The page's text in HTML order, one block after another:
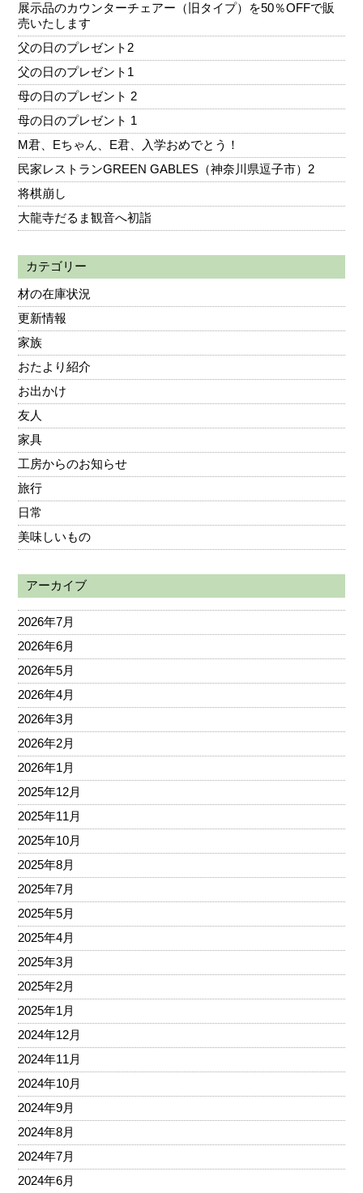
展示品のカウンターチェアー（旧タイプ）を50％OFFで販
売いたします
父の日のプレゼント2
父の日のプレゼント1
母の日のプレゼント 2
母の日のプレゼント 1
M君、Eちゃん、E君、入学おめでとう！
民家レストランGREEN GABLES（神奈川県逗子市）2
将棋崩し
大龍寺だるま観音へ初詣
カテゴリー
材の在庫状況
更新情報
家族
おたより紹介
お出かけ
友人
家具
工房からのお知らせ
旅行
日常
美味しいもの
アーカイブ
2026年7月
2026年6月
2026年5月
2026年4月
2026年3月
2026年2月
2026年1月
2025年12月
2025年11月
2025年10月
2025年8月
2025年7月
2025年5月
2025年4月
2025年3月
2025年2月
2025年1月
2024年12月
2024年11月
2024年10月
2024年9月
2024年8月
2024年7月
2024年6月